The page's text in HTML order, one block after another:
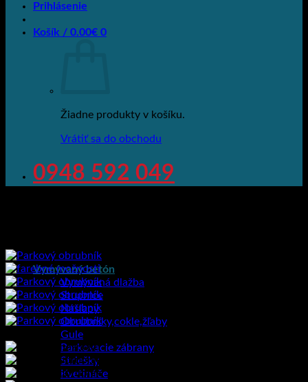
Prihlásenie
Košík / 0.00€ 0
Žiadne produkty v košíku.
Vrátiť sa do obchodu
0948 592 049
Vymývaný betón
Vymývaná dlažba
Stupnice
Nášľapy
Obrubníky,cokle,žľaby
Gule
Parkovacie zábrany
Striešky
Kvetináče